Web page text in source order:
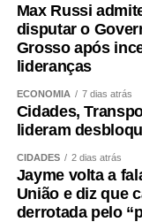
Veja aqui as
Conheça os
Agência Senado
citação da Agência
Fonte:Agência
Max Russi
disputar o
Grosso após
lideranças
ECONOMIA 7 dias atrás
Cidades,
lideram
CIDADES 2 dias atrás
Jayme volta a
União e diz que
derrotada pelo